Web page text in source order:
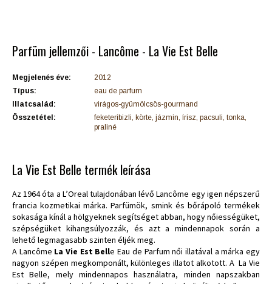
Parfüm jellemzői - Lancôme - La Vie Est Belle
Megjelenés éve:
2012
Típus:
eau de parfum
Illatcsalád:
virágos-gyümölcsös-gourmand
Összetétel:
feketeribizli, körte, jázmin, írisz, pacsuli, tonka,
praliné
La Vie Est Belle termék leírása
Az 1964 óta a L’Oreal tulajdonában lévő Lancôme egy igen népszerű
francia kozmetikai márka. Parfümök, smink és bőrápoló termékek
sokasága kínál a hölgyeknek segítséget abban, hogy nőiességüket,
szépségüket kihangsúlyozzák, és azt a mindennapok során a
lehető legmagasabb szinten éljék meg.
A Lancôme La Vie Est Belle Eau de Parfum női illatával a márka egy
nagyon szépen megkomponált, különleges illatot alkotott. A La Vie
Est Belle, mely mindennapos használatra, minden napszakban